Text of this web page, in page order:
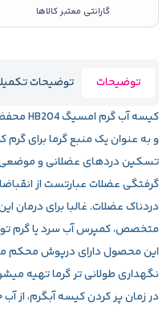
گارانتی معتبر کالاها
توضیحات توضیحات
کیسه آب گرم امسیگ HB204
و به عنوان یک منبع گرما برای
تسکین دردهای عضلانی و موضعی
گرفتگی عضلات عبارتست از
دردناک عضلات. غالبا برای درمان
متخصص، کمپرس آب سرد یا گرم
نگهداری طولانی تر گرما تهیه